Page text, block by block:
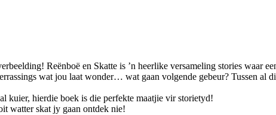
Reënboë en Skatte is ’n heerlike versameling stories waar
wat jou laat wonder… wat gaan volgende gebeur? Tussen al
kuier, hierdie boek is die perfekte maatjie vir storietyd!
watter skat jy gaan ontdek nie!